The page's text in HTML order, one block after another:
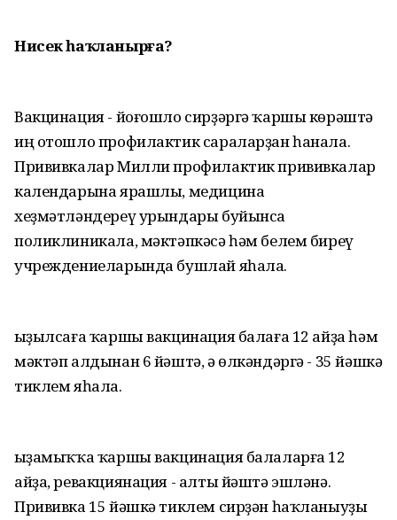
Нисекһаҡланырға?
Вакцинация - йоғошло сирҙәргә ҡаршы көрәштә
иң отошло профилактик сараларҙан һанала.
Прививкалар Милли профилактик прививкалар
календарына ярашлы, медицина
хеҙмәтләндереү урындары буйынса
поликлиникала, мәктәпкәсә һәм белем биреү
учреждениеларында бушлай яһала.
Ҡыҙылсаға ҡаршы вакцинация балаға 12 айҙа һәм
мәктәп алдынан 6 йәштә, ә өлкәндәргә - 35 йәшкә
тиклем яһала.
Ҡыҙамыҡҡа ҡаршы вакцинация балаларға 12
айҙа, ревакциянация - алты йәштә эшләнә.
Прививка 15 йәшкә тиклем сирҙән һаҡланыуҙы